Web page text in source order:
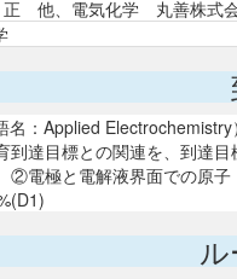
他、電気化学 丸善株式
名：Applied
到達目標との関連を、到達
電極と電解液界面での原